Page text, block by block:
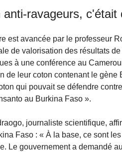
anti-ravageurs, c'était
est avancée par le professeur
de valorisation des résultats
à une conférence au
de leur coton contenant le
qui pouvait se défendre
au Burkina Faso ».
journaliste scientifique,
Faso : « À la base, ce sont
Le gouvernement a demandé